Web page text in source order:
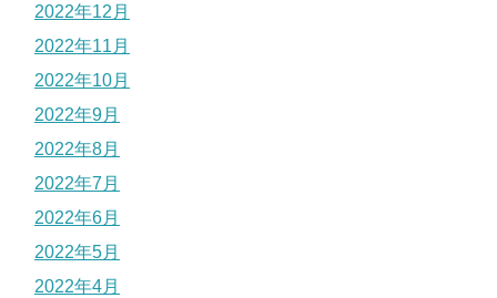
2022年12月
2022年11月
2022年10月
2022年9月
2022年8月
2022年7月
2022年6月
2022年5月
2022年4月